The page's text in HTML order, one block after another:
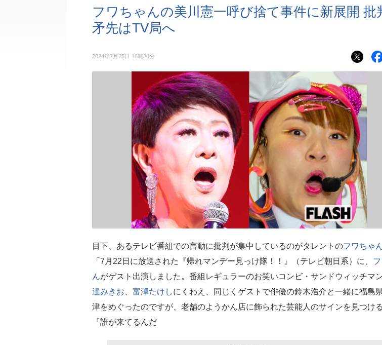
フワちゃんの美川憲一呼び捨て事件に新展開 批
矛先はTV局へ
2024年7月25日 16時30分
目下、あるテレビ番組での言動に批判が集中しているのがタレントのフワちゃ
「7月22日に放送された『帰れマンデー見っけ隊！！』（テレビ朝日系）に、
んがゲスト出演しました。番組レギュラーのお笑いコンビ・サンドウィッチマ
達みきお
富澤たけしにくわえ、同じくゲストで俳優の鈴木浩介と一緒に福島
津をめぐったのですが、老舗のようかん店に飾られた芸能人のサインを見つける
『誰が来てるんだ